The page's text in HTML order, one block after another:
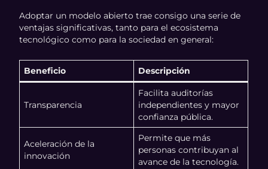
Adoptar un modelo abierto trae consigo una serie de
ventajas significativas, tanto para el ecosistema
tecnológico como para la sociedad en general:
Beneficio Descripción
Transparencia
Facilita auditorías
independientes y mayor
confianza pública.
Aceleración de la
innovación
Permite que más
personas contribuyan al
avance de la tecnología.